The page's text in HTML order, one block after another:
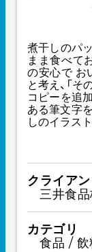
煮干しのパ
まま食べて
の安心で お
と考え、「
コピーを追
ある筆文字
しのイラス
クライアン
三井食
カテゴリ
食品 / 飲